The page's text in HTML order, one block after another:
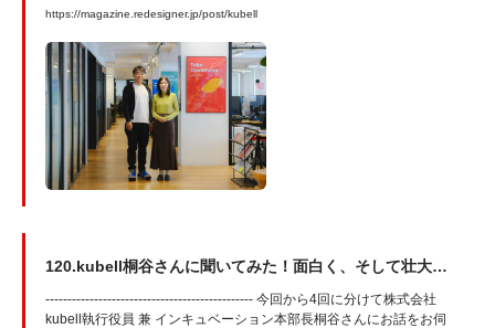
業に続く新たな事業の柱として「BPaaS（Business Process as a
経由で会計、労務、総務など様々なバックオフィス業務をアウトソー
スできる「Chatwork アシスタント」をリリースし、次いで2024年7
月に社名をkubellへと変更しました。 既存事業であるChatwork事業
と連携しながら、BPaaS事業の成長に注力していくkubellにおいて、
デザイナーはどのような介在価値を発揮しているのか。今回は
BPaaSのプロダクト立ち上げ期にプロダクトマネージャーとして携
わり、現在はChatwork事業のVPoPである海老澤さんと、UXデザイ
ナーの神原さんにお話を聞きました。
https://magazine.redesigner.jp/post/kubell
120.kubell桐谷さんに聞いてみた！面白く、そして壮大な
BPaaSのプロダクトマネジメント① by プロダクトマネー
ジャーのキャリアラジオ
----------------------------------------------- 今回から4回に分けて株式会社
kubell執行役員 兼 インキュベーション本部長桐谷さんにお話をお伺